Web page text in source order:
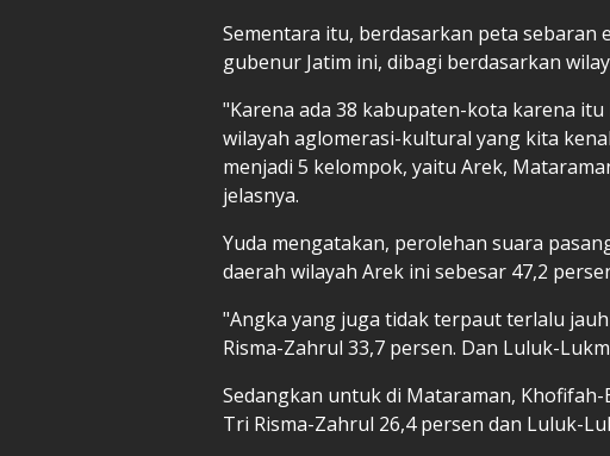
Sementara itu, berdasarkan peta
gubenur Jatim ini, dibagi berdasarkan
"Karena ada 38 kabupaten-kota karena
wilayah aglomerasi-kultural yang kita
menjadi 5 kelompok, yaitu Arek,
jelasnya.
Yuda mengatakan, perolehan suara
daerah wilayah Arek ini sebesar 47,2
"Angka yang juga tidak terpaut terlalu
Risma-Zahrul 33,7 persen. Dan Luluk-
Sedangkan untuk di Mataraman,
Tri Risma-Zahrul 26,4 persen dan Luluk-